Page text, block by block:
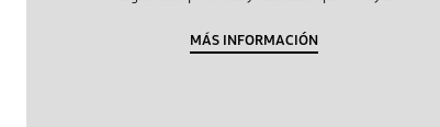
MÁS INFORMACIÓN